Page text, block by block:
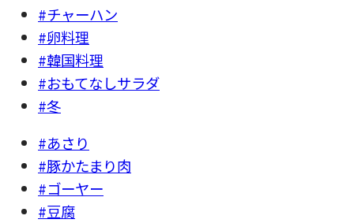
#チャーハン
#卵料理
#韓国料理
#おもてなしサラダ
#冬
#あさり
#豚かたまり肉
#ゴーヤー
#豆腐